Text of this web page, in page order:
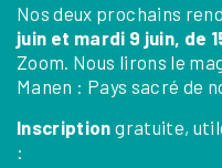
Nos deux prochains
juin et mardi 9 juin, de
Zoom. Nous lirons le
Manen : Pays sacré de
Inscription gratuite,
: